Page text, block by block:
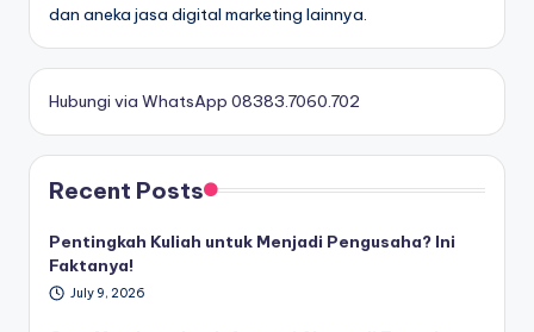
dan aneka jasa digital marketing lainnya.
Hubungi via WhatsApp 08383.7060.702
Recent Posts
Pentingkah Kuliah untuk Menjadi Pengusaha? Ini
Faktanya!
July 9, 2026